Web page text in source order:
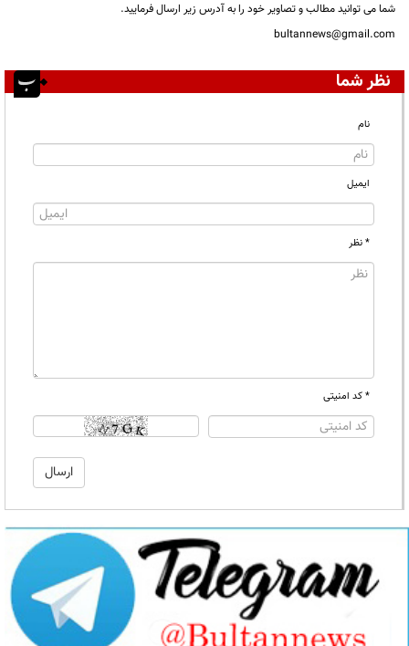
شما می توانید مطالب و تصاویر خود را به آدرس زیر ارسال فرمایید.
bultannews@gmail.com
نظر شما
نام
ایمیل
* نظر
* کد امنیتی